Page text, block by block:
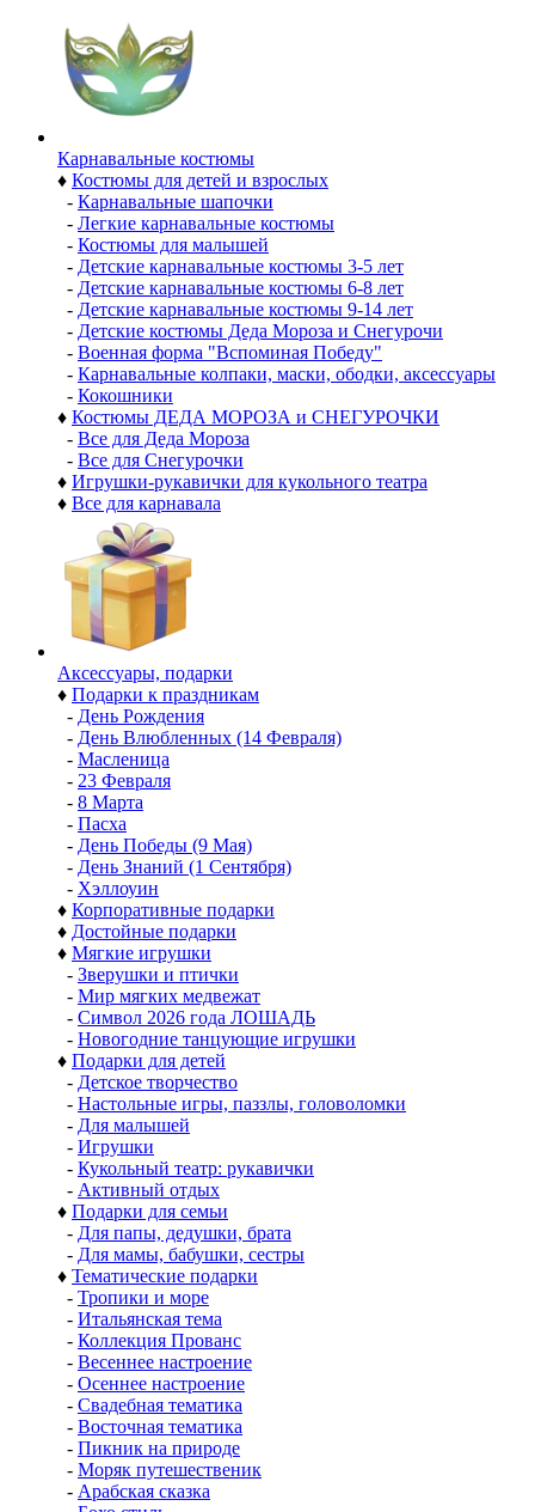
Карнавальные костюмы
♦ Костюмы для детей и взрослых
- Карнавальные шапочки
- Легкие карнавальные костюмы
- Костюмы для малышей
- Детские карнавальные костюмы 3-5 лет
- Детские карнавальные костюмы 6-8 лет
- Детские карнавальные костюмы 9-14 лет
- Детские костюмы Деда Мороза и Снегурочи
- Военная форма "Вспоминая Победу"
- Карнавальные колпаки, маски, ободки, аксессуары
- Кокошники
♦ Костюмы ДЕДА МОРОЗА и СНЕГУРОЧКИ
- Все для Деда Мороза
- Все для Снегурочки
♦ Игрушки-рукавички для кукольного театра
♦ Все для карнавала
Аксессуары, подарки
♦ Подарки к праздникам
- День Рождения
- День Влюбленных (14 Февраля)
- Масленица
- 23 Февраля
- 8 Марта
- Пасха
- День Победы (9 Мая)
- День Знаний (1 Сентября)
- Хэллоуин
♦ Корпоративные подарки
♦ Достойные подарки
♦ Мягкие игрушки
- Зверушки и птички
- Мир мягких медвежат
- Символ 2026 года ЛОШАДЬ
- Новогодние танцующие игрушки
♦ Подарки для детей
- Детское творчество
- Настольные игры, паззлы, головоломки
- Для малышей
- Игрушки
- Кукольный театр: рукавички
- Активный отдых
♦ Подарки для семьи
- Для папы, дедушки, брата
- Для мамы, бабушки, сестры
♦ Тематические подарки
- Тропики и море
- Итальянская тема
- Коллекция Прованс
- Весеннее настроение
- Осеннее настроение
- Свадебная тематика
- Восточная тематика
- Пикник на природе
- Моряк путешественик
- Арабская сказка